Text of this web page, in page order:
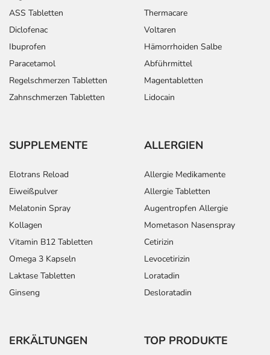
ASS Tabletten
Diclofenac
Ibuprofen
Paracetamol
Regelschmerzen Tabletten
Zahnschmerzen Tabletten
Thermacare
Voltaren
Hämorrhoiden Salbe
Abführmittel
Magentabletten
Lidocain
SUPPLEMENTE
Elotrans Reload
Eiweißpulver
Melatonin Spray
Kollagen
Vitamin B12 Tabletten
Omega 3 Kapseln
Laktase Tabletten
Ginseng
ALLERGIEN
Allergie Medikamente
Allergie Tabletten
Augentropfen Allergie
Mometason Nasenspray
Cetirizin
Levocetirizin
Loratadin
Desloratadin
ERKÄLTUNGEN TOP PRODUKTE